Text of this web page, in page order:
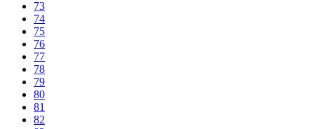
73
74
75
76
77
78
79
80
81
82